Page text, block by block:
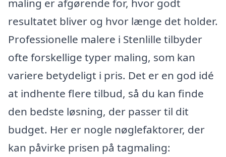
maling er afgørende for, hvor godt
resultatet bliver og hvor længe det holder.
Professionelle malere i Stenlille tilbyder
ofte forskellige typer maling, som kan
variere betydeligt i pris. Det er en god idé
at indhente flere tilbud, så du kan finde
den bedste løsning, der passer til dit
budget. Her er nogle nøglefaktorer, der
kan påvirke prisen på tagmaling: